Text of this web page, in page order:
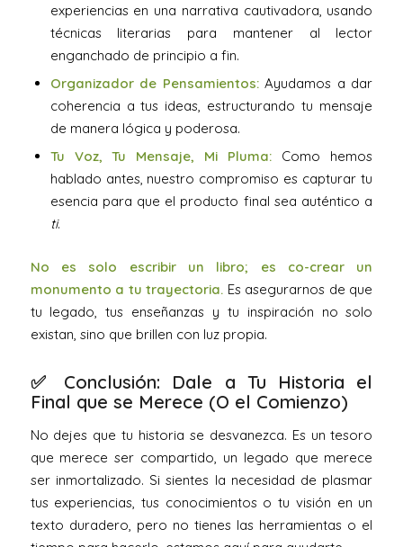
experiencias en una narrativa cautivadora, usando
técnicas literarias para mantener al lector
enganchado de principio a fin.
Organizador de Pensamientos:Ayudamos a dar
coherencia a tus ideas, estructurando tu mensaje
de manera lógica y poderosa.
Tu Voz, Tu Mensaje, Mi Pluma: Como hemos
hablado antes, nuestro compromiso es capturar tu
esencia para que el producto final sea auténtico a
ti.
No es solo escribir un libro; es co-crear un
monumento a tu trayectoria. Es asegurarnos de que
tu legado, tus enseñanzas y tu inspiración no solo
existan, sino que brillen con luz propia.
✅ Conclusión: Dale a Tu Historia el
Final que se Merece (O el Comienzo)
No dejes que tu historia se desvanezca. Es un tesoro
que merece ser compartido, un legado que merece
ser inmortalizado. Si sientes la necesidad de plasmar
tus experiencias, tus conocimientos o tu visión en un
texto duradero, pero no tienes las herramientas o el